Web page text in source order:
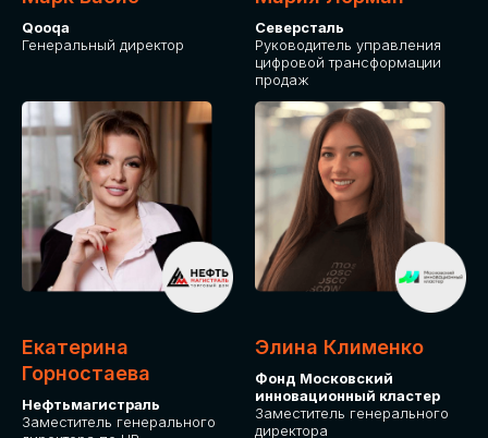
Qooqa
Генеральный директор
Северсталь
Руководитель управления
цифровой трансформации
продаж
Екатерина
Горностаева
Нефтьмагистраль
Заместитель генерального
Элина Клименко
Фонд Московский
инновационный кластер
Заместитель генерального
директора
Приглашаем стать партнером GLOBAL
TECH FORUM и презентовать ваши
решения целевой аудитории. Будем
рады сотрудничеству!
СТАНЬТЕ
ЭКСПОНЕНТОМ
IT Solutions for Business